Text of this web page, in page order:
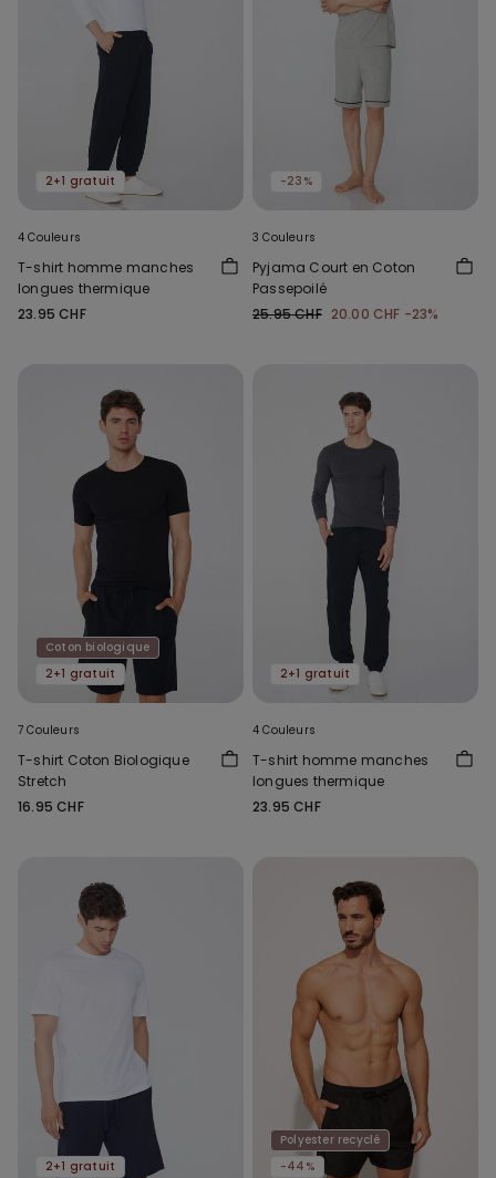
2+1 gratuit
4 Couleurs
T-shirt homme manches
longues thermique
23.95 CHF
-23%
3 Couleurs
Pyjama Court en Coton
Passepoilé
25.95 CHF 20.00 CHF -23%
Coton biologique
2+1 gratuit
7 Couleurs
T-shirt Coton Biologique
Stretch
16.95 CHF
2+1 gratuit
4 Couleurs
T-shirt homme manches
longues thermique
23.95 CHF
2+1 gratuit
Polyester recyclé
-44%